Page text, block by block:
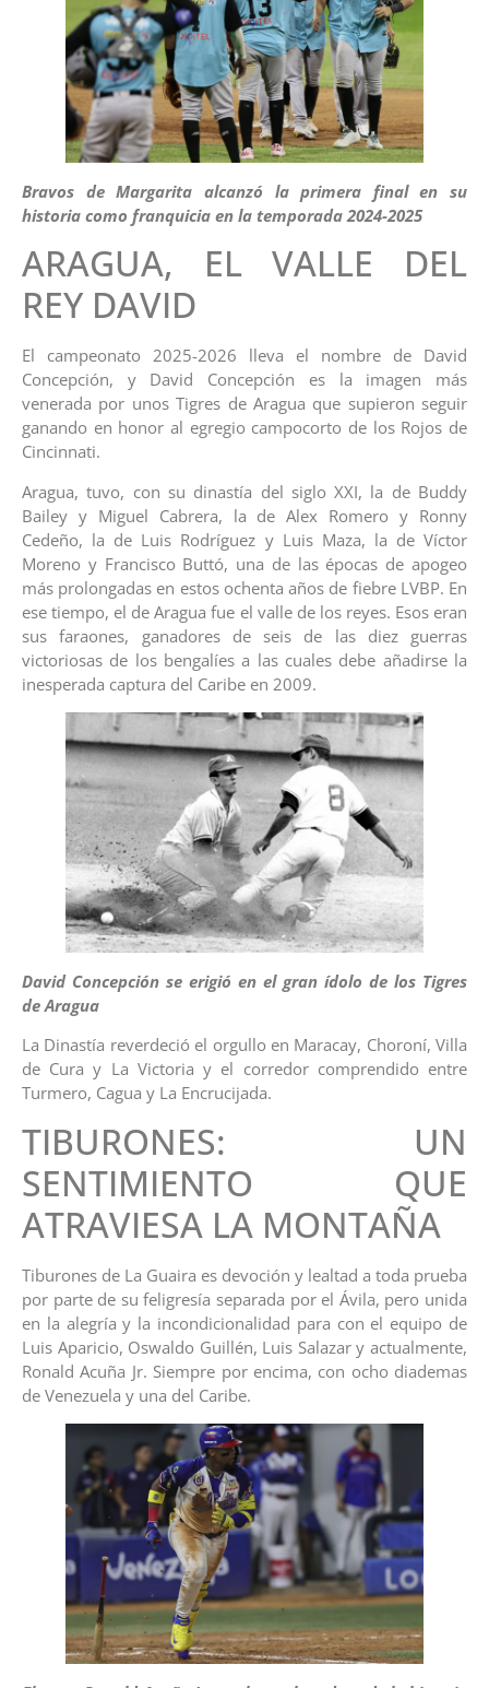
Bravos de Margarita alcanzó la primera final en su
historia como franquicia en la temporada 2024-2025
ARAGUA, EL VALLE DEL
REY DAVID
El campeonato 2025-2026 lleva el nombre de David
Concepción, y David Concepción es la imagen más
venerada por unos Tigres de Aragua que supieron seguir
ganando en honor al egregio campocorto de los Rojos de
Cincinnati.
Aragua, tuvo, con su dinastía del siglo XXI, la de Buddy
Bailey y Miguel Cabrera, la de Alex Romero y Ronny
Cedeño, la de Luis Rodríguez y Luis Maza, la de Víctor
Moreno y Francisco Buttó, una de las épocas de apogeo
más prolongadas en estos ochenta años de fiebre LVBP. En
ese tiempo, el de Aragua fue el valle de los reyes. Esos eran
sus faraones, ganadores de seis de las diez guerras
victoriosas de los bengalíes a las cuales debe añadirse la
inesperada captura del Caribe en 2009.
David Concepción se erigió en el gran ídolo de los Tigres
de Aragua
La Dinastía reverdeció el orgullo en Maracay, Choroní, Villa
de Cura y La Victoria y el corredor comprendido entre
Turmero, Cagua y La Encrucijada.
TIBURONES: UN
SENTIMIENTO QUE
ATRAVIESA LA MONTAÑA
Tiburones de La Guaira es devoción y lealtad a toda prueba
por parte de su feligresía separada por el Ávila, pero unida
en la alegría y la incondicionalidad para con el equipo de
Luis Aparicio, Oswaldo Guillén, Luis Salazar y actualmente,
Ronald Acuña Jr. Siempre por encima, con ocho diademas
de Venezuela y una del Caribe.